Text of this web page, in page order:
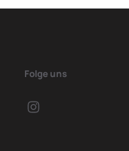
Folge uns